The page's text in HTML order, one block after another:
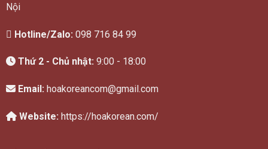
Nội
Hotline/Zalo: 098 716 84 99
Thứ 2 - Chủ nhật: 9:00 - 18:00
Email: hoakoreancom@gmail.com
Website: https://hoakorean.com/